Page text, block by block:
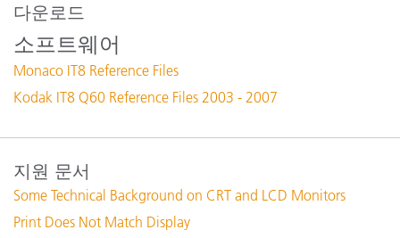
다운로드
소프트웨어
Monaco IT8 Reference Files
Kodak IT8 Q60 Reference Files 2003 - 2007
지원 문서
Some Technical Background on CRT and LCD Monitors
Print Does Not Match Display